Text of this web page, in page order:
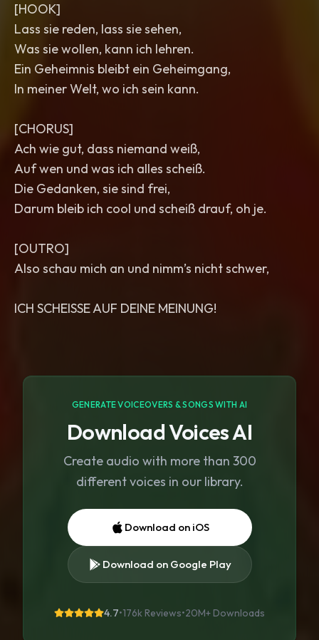
[HOOK]
Lass sie reden, lass sie sehen,
Was sie wollen, kann ich lehren.
Ein Geheimnis bleibt ein Geheimgang,
In meiner Welt, wo ich sein kann.
[CHORUS]
Ach wie gut, dass niemand weiß,
Auf wen und was ich alles scheiß.
Die Gedanken, sie sind frei,
Darum bleib ich cool und scheiß drauf, oh je.
[OUTRO]
Also schau mich an und nimm’s nicht schwer,
ICH SCHEISSE AUF DEINE MEINUNG!
GENERATE VOICEOVERS & SONGS WITH AI
Download Voices AI
Create audio with more than 300
different voices in our library.
Download on iOS
Download on Google Play
4.7•176k Reviews•20M+ Downloads